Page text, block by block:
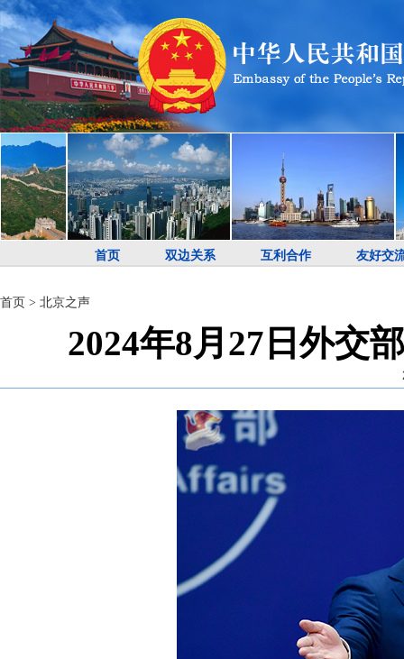
首页 双边关系 互利合作 友好交
首页 > 北京之声
2024年8月27日外交